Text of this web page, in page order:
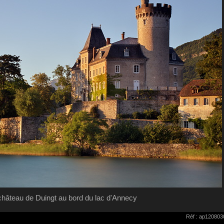
de Duingt au bord du lac d'Annecy
Réf :